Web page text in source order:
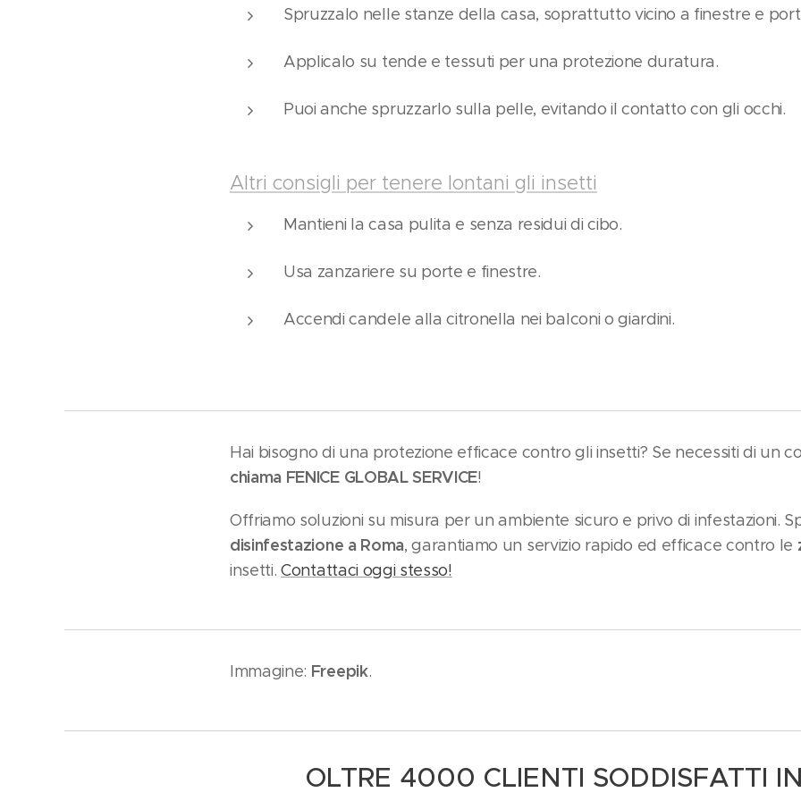
Spruzzalo nelle stanze della casa, soprattutto vicino a finestre e
Applicalo su tende e tessuti per una protezione duratura.
Puoi anche spruzzarlo sulla pelle, evitando il contatto con gli occhi.
Altri consigli per tenere lontani gli insetti
Mantieni la casa pulita e senza residui di cibo.
Usa zanzariere su porte e finestre.
Accendi candele alla citronella nei balconi o giardini.
Hai bisogno di una protezione efficace contro gli insetti? Se necessiti di un
chiama FENICE GLOBAL SERVICE!
Offriamo soluzioni su misura per un ambiente sicuro e privo di infestazioni.
disinfestazione a Roma, garantiamo un servizio rapido ed efficace contro le
insetti.Contattaci oggi stesso!
Immagine: Freepik.
OLTRE 4000 CLIENTI SODDISFATTI